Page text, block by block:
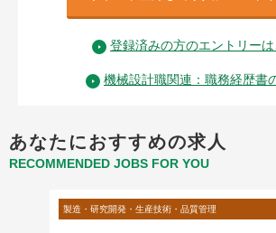
登録済みの方のエントリーは
機械設計職関連：職務経歴書
あなたにおすすめの求人
RECOMMENDED JOBS FOR YOU
製造・研究開発・生産技術・品質管理